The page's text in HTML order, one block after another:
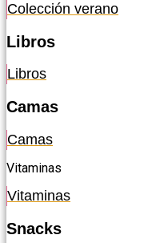
Colección verano
Libros
Libros
Camas
Camas
Vitaminas
Vitaminas
Snacks